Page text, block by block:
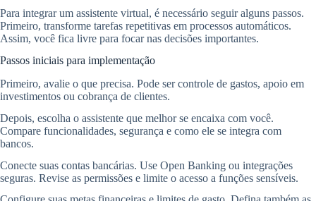
Para integrar um assistente virtual, é necessário seguir alguns passos.
Primeiro, transforme tarefas repetitivas em processos automáticos.
Assim, você fica livre para focar nas decisões importantes.
Passos iniciais para implementação
Primeiro, avalie o que precisa. Pode ser controle de gastos, apoio em
investimentos ou cobrança de clientes.
Depois, escolha o assistente que melhor se encaixa com você.
Compare funcionalidades, segurança e como ele se integra com
bancos.
Conecte suas contas bancárias. Use Open Banking ou integrações
seguras. Revise as permissões e limite o acesso a funções sensíveis.